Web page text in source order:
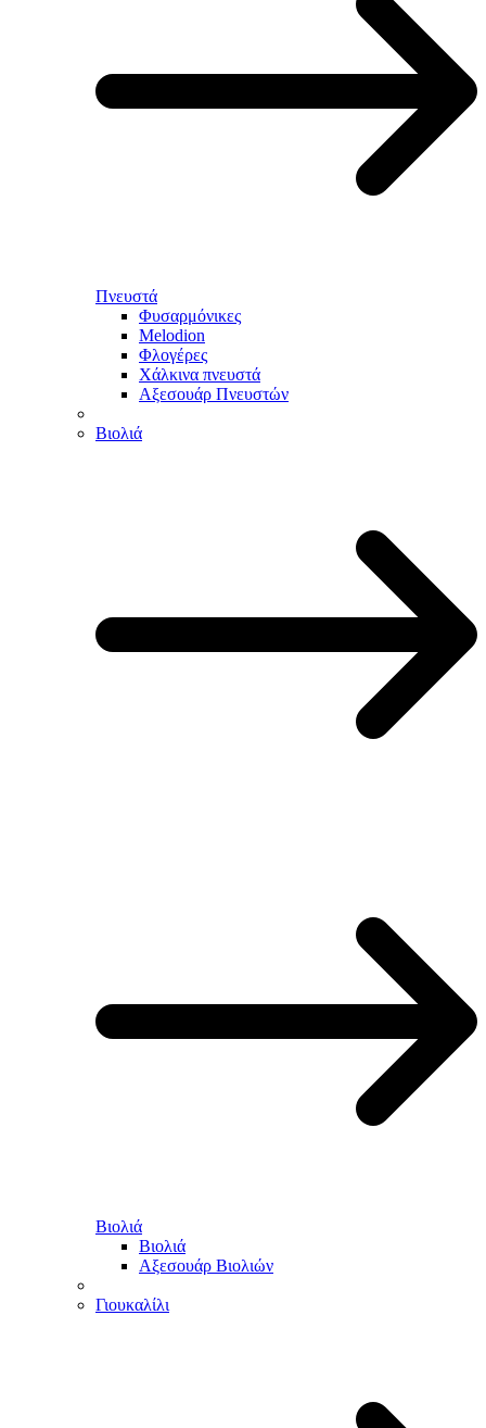
Πνευστά
Φυσαρμόνικες
Melodion
Φλογέρες
Χάλκινα πνευστά
Αξεσουάρ Πνευστών
Βιολιά
Βιολιά
Βιολιά
Αξεσουάρ Βιολιών
Γιουκαλίλι